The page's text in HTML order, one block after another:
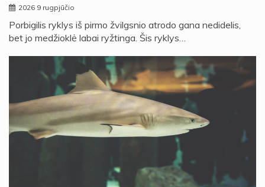
2026 9 rugpjūčio
Porbigilis ryklys iš pirmo žvilgsnio atrodo gana nedidelis,
bet jo medžioklė labai ryžtinga. Šis ryklys…